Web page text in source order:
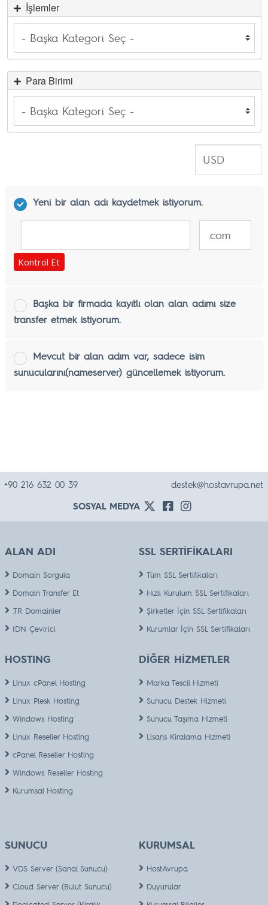
İşlemler
Para Birimi
Yeni bir alan adı kaydetmek istiyorum.
Kontrol Et
Başka bir firmada kayıtlı olan alan adımı size
transfer etmek istiyorum.
Mevcut bir alan adım var, sadece isim
sunucularını(nameserver) güncellemek istiyorum.
+90 216 632 00 39
destek@hostavrupa.net
SOSYAL MEDYA
ALAN ADI
Domain Sorgula
Domain Transfer Et
.TR Domainler
IDN Çevirici
HOSTING
Linux cPanel Hosting
Linux Plesk Hosting
Windows Hosting
Linux Reseller Hosting
cPanel Reseller Hosting
Windows Reseller Hosting
Kurumsal Hosting
SSL SERTİFİKALARI
Tüm SSL Sertifikaları
Hızlı Kurulum SSL Sertifikaları
Şirketler İçin SSL Sertifikaları
Kurumlar İçin SSL Sertifikaları
DİĞER HİZMETLER
Marka Tescil Hizmeti
Sunucu Destek Hizmeti
Sunucu Taşıma Hizmeti
Lisans Kiralama Hizmeti
SUNUCU
VDS Server (Sanal Sunucu)
Cloud Server (Bulut Sunucu)
KURUMSAL
HostAvrupa
Duyurular